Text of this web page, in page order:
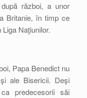
război, a unor
Britanie, în timp ce
Naţiunilor.
Papa Benedict nu
ale Bisericii. Deşi
predecesorii săi